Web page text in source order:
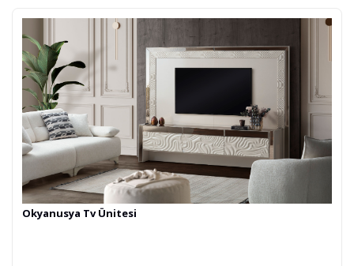
Okyanusya Tv Ünitesi